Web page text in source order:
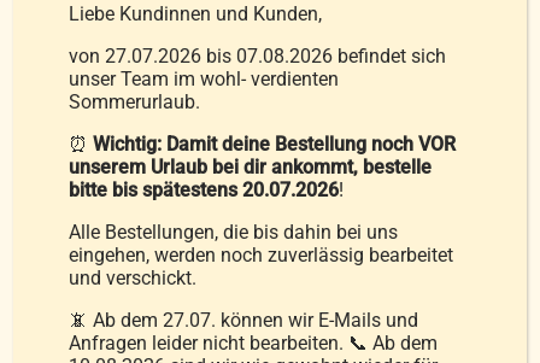
Ausführung wählen
Dieses
Produkt
weist
mehrere
Varianten
Die
Optionen
können
auf
Liebe Kundinnen und Kunden,
von 27.07.2026 bis 07.08.2026 befindet sich
unser Team im wohl- verdienten
Sommerurlaub.
⏰ Wichtig: Damit deine Bestellung noch VOR
unserem Urlaub bei dir ankommt, bestelle
bitte bis spätestens 20.07.2026!
Alle Bestellungen, die bis dahin bei uns
eingehen, werden noch zuverlässig bearbeitet
und verschickt.
📵 Ab dem 27.07. können wir E-Mails und
Anfragen leider nicht bearbeiten. 📞 Ab dem